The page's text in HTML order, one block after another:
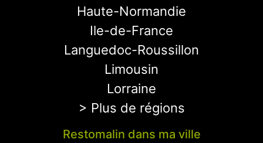
Haute-Normandie
Ile-de-France
Languedoc-Roussillon
Limousin
Lorraine
> Plus de régions
Restomalin dans ma ville